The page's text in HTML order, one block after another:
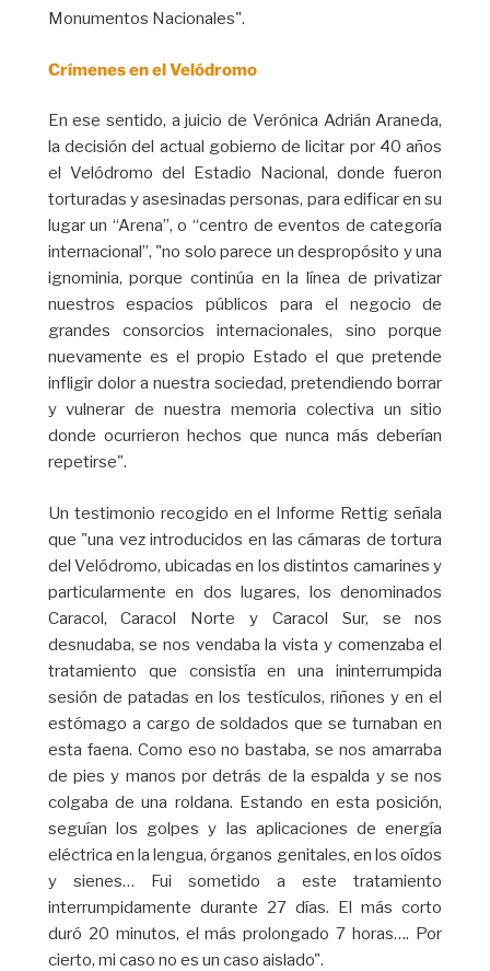
Monumentos Nacionales".
Crímenes en el Velódromo
En ese sentido, a juicio de Verónica Adrián Araneda,
la decisión del actual gobierno de licitar por 40 años
el Velódromo del Estadio Nacional, donde fueron
torturadas y asesinadas personas, para edificar en su
lugar un “Arena”, o “centro de eventos de categoría
internacional”, "no solo parece un despropósito y una
ignominia, porque continúa en la línea de privatizar
nuestros espacios públicos para el negocio de
grandes consorcios internacionales, sino porque
nuevamente es el propio Estado el que pretende
infligir dolor a nuestra sociedad, pretendiendo borrar
y vulnerar de nuestra memoria colectiva un sitio
donde ocurrieron hechos que nunca más deberían
repetirse".
Un testimonio recogido en el Informe Rettig señala
que "una vez introducidos en las cámaras de tortura
del Velódromo, ubicadas en los distintos camarines y
particularmente en dos lugares, los denominados
Caracol, Caracol Norte y Caracol Sur, se nos
desnudaba, se nos vendaba la vista y comenzaba el
tratamiento que consistía en una ininterrumpida
sesión de patadas en los testículos, riñones y en el
estómago a cargo de soldados que se turnaban en
esta faena. Como eso no bastaba, se nos amarraba
de pies y manos por detrás de la espalda y se nos
colgaba de una roldana. Estando en esta posición,
seguían los golpes y las aplicaciones de energía
eléctrica en la lengua, órganos genitales, en los oídos
y sienes… Fui sometido a este tratamiento
interrumpidamente durante 27 días. El más corto
duró 20 minutos, el más prolongado 7 horas…. Por
cierto, mi caso no es un caso aislado".